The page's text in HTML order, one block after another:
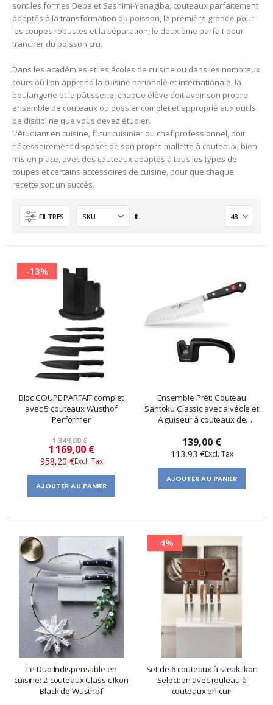
sont les formes Deba et Sashimi-Yanagiba, couteaux parfaitement
adaptés à la transformation du poisson, la première grande pour
les coupes robustes et la séparation, le deuxième parfait pour
trancher du poisson cru.
Dans les académies et les écoles de cuisine ou dans les nombreux
cours où l'on apprend la cuisine nationale et internationale, la
boulangerie et la pâtisserie, chaque élève doit avoir son propre
ensemble de couteaux ou dossier complet et approprié aux outils
de discipline que vous devez étudier.
L'étudiant en cuisine, futur cuisinier ou chef professionnel, doit
nécessairement disposer de son propre mallette à couteaux, bien
mis en place, avec des couteaux adaptés à tous les types de
coupes et certains accessoires de cuisine, pour que chaque
recette soit un succès.
FILTRES
Ordre
-13%
Bloc COUPE PARFAIT complet
avec 5 couteaux Wusthof
Performer
1 349,00 €
Prix
​​
spécial
1 169,00 €
958,20 €
AJOUTER AU PANIER
Ensemble Prêt: Couteau
Santoku Classic avec alvéole et
Aiguiseur à couteaux de
139,00 €
113,93 €
AJOUTER AU PANIER
Le Duo Indispensable en
cuisine: 2 couteaux Classic Ikon
Black de Wusthof
-4%
Set de 6 couteaux à steak Ikon
Selection avec rouleau à
couteaux en cuir